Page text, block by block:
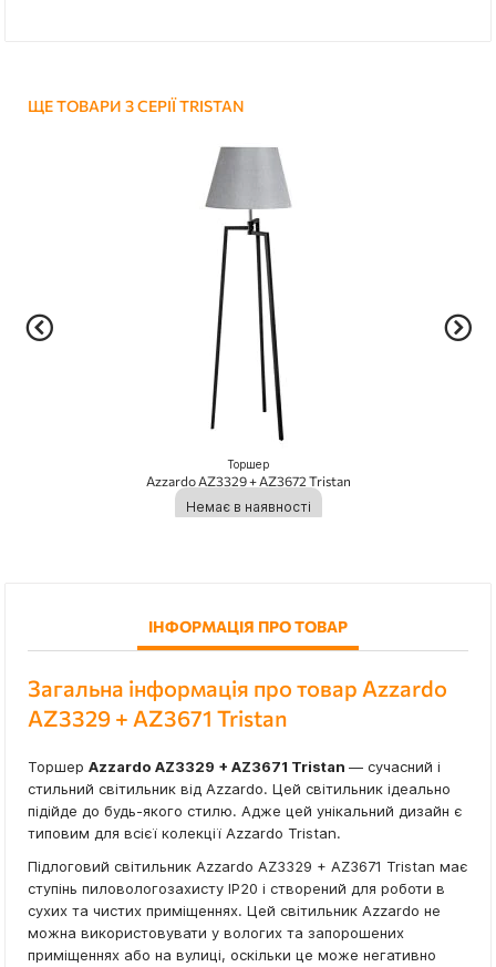
ЩЕ ТОВАРИ З СЕРІЇ TRISTAN
Торшер
Azzardo AZ3329 + AZ3672 Tristan
Немає в наявності
ІНФОРМАЦІЯ ПРО ТОВАР
Загальна інформація про товар Azzardo
AZ3329 + AZ3671 Tristan
Торшер Azzardo AZ3329 + AZ3671 Tristan — сучасний і
стильний світильник від Azzardo. Цей світильник ідеально
підійде до будь-якого стилю. Адже цей унікальний дизайн є
типовим для всієї колекції Azzardo Tristan.
Підлоговий світильник Azzardo AZ3329 + AZ3671 Tristan має
ступінь пиловологозахисту IP20 і створений для роботи в
сухих та чистих приміщеннях. Цей світильник Azzardo не
можна використовувати у вологих та запорошених
приміщеннях або на вулиці, оскільки це може негативно